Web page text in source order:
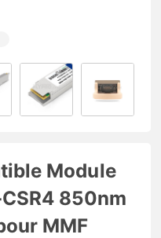
Module
850nm
MMF